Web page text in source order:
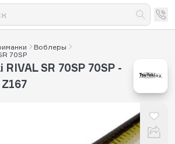
Воблеры
70SP
RIVAL SR 70SP 70SP -